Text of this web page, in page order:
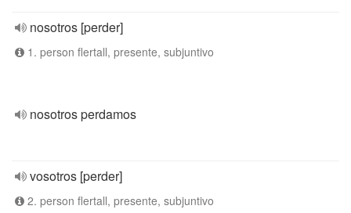
nosotros [perder]
1. person flertall, presente, subjuntivo
nosotros perdamos
vosotros [perder]
2. person flertall, presente, subjuntivo